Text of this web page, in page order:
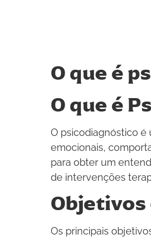
O que é
O que é
O psicodiagnóstico é
emocionais,
para obter um
de intervenções
Os principais